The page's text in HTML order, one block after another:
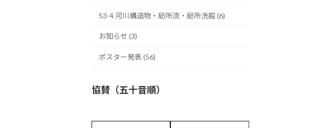
S3-4 河川構造物・局所流・局所洗掘 (6)
お知らせ (3)
ポスター発表 (56)
協賛（五十音順）